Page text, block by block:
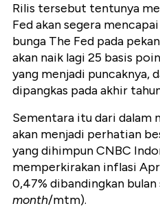
Rilis tersebut tentunya
Fed akan segera
bunga The Fed pada
akan naik lagi 25 basis
yang menjadi puncaknya,
dipangkas pada akhir
Sementara itu dari dalam
akan menjadi perhatian
yang dihimpun CNBC
memperkirakan inflasi
0,47% dibandingkan bulan
month/mtm).